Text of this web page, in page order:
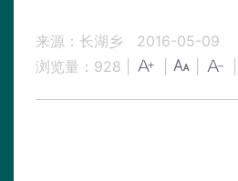
来源：长湖乡
2016-05-09
浏览量： 928